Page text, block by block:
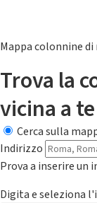
Mappa colonnine
Trova la
vicina a te
Cerca sulla
Indirizzo
Prova a inserire un
Digita e seleziona